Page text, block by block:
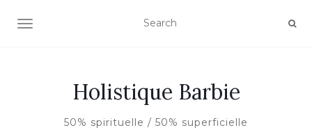
AFFICHER/MASQUER LA NAVIGATION
Holistique Barbie
50% spirituelle / 50% superficielle